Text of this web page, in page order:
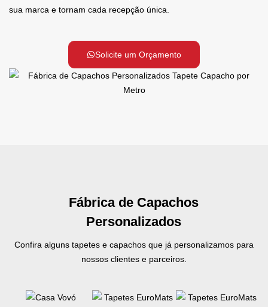
sua marca e tornam cada recepção única.
Solicite um Orçamento
Fábrica de Capachos
Personalizados
Confira alguns tapetes e capachos que já personalizamos para
nossos clientes e parceiros.